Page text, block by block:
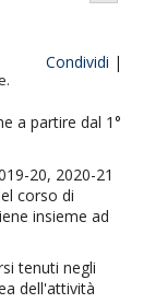
Condividi |
a partire dal 1°
20, 2020-21
corso di
insieme ad
tenuti negli
dell'attività